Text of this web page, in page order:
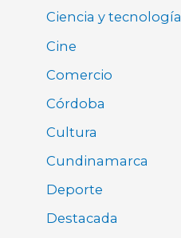
Ciencia y tecnología
Cine
Comercio
Córdoba
Cultura
Cundinamarca
Deporte
Destacada